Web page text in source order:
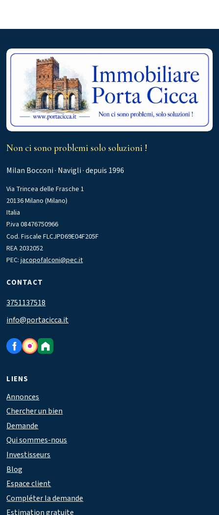
Non ci sono problemi solo soluzioni !
Milan Bocconi · Navigli · depuis 1996
Via Trincea delle Frasche 1
20136 Milano (Milano)
Italia
P.iva 08476750966
Cod. Fiscale FLCJPD69E04F205F
REA 2032052
PEC:jacopofalconi@pec.it
CONTACT
3751137518
info@portacicca.it
LIENS
Annonces
Chercher un bien
Demande
Qui sommes-nous
Investisseurs
Blog
Espace client
Compléter la demande
Estimation gratuite